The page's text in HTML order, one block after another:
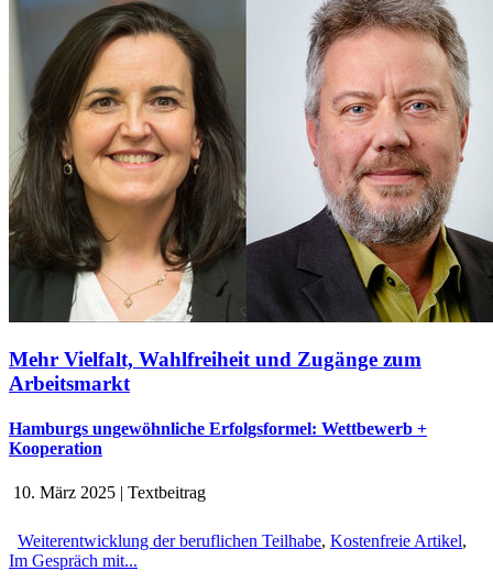
Mehr Vielfalt, Wahlfreiheit und Zugänge zum
Arbeitsmarkt
Hamburgs ungewöhnliche Erfolgsformel: Wettbewerb +
Kooperation
10. März 2025 | Textbeitrag
Weiterentwicklung der beruflichen Teilhabe, Kostenfreie Artikel,
Im Gespräch mit...